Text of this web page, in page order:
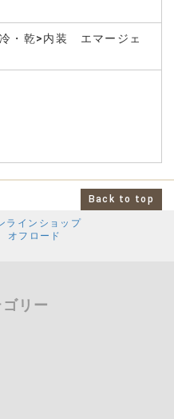
・乾>内装 エマージェ
Back to top
ラインショップ
オフロード
リー